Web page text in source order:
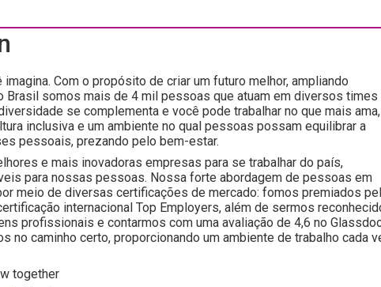
Com o propósito de criar um futuro melhor, ampliando
Brasil somos mais de 4 mil pessoas que atuam em diversos times
se complementa e você pode trabalhar no que mais ama,
inclusiva e um ambiente no qual pessoas possam equilibrar a
pessoais, prezando pelo bem-estar.
e mais inovadoras empresas para se trabalhar do país,
para nossas pessoas. Nossa forte abordagem de pessoas em
meio de diversas certificações de mercado: fomos premiados
internacional Top Employers, além de sermos
profissionais e contarmos com uma avaliação de 4,6 no
no caminho certo, proporcionando um ambiente de trabalho cada
together